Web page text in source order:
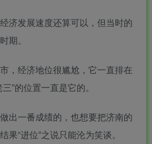
济发展速度还算可以，但当时的
期。
，经济地位很尴尬，它一直排在
”的位置一直是它的。
出一番成绩的，也想要把济南的
“进位”之说只能沦为笑谈。